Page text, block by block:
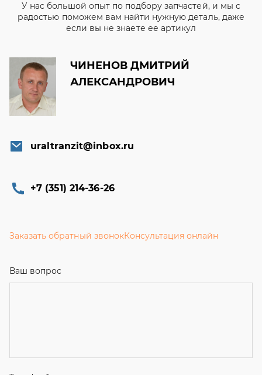
У нас большой опыт по подбору запчастей, и мы с
радостью поможем вам найти нужную деталь, даже
если вы не знаете ее артикул
ЧИНЕНОВ ДМИТРИЙ
АЛЕКСАНДРОВИЧ
uraltranzit@inbox.ru
+7 (351) 214-36-26
Заказать обратный звонокКонсультация онлайн
Ваш вопрос